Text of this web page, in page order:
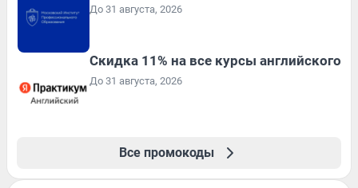
До 31 августа, 2026
Скидка 11% на все курсы английского
До 31 августа, 2026
Все промокоды